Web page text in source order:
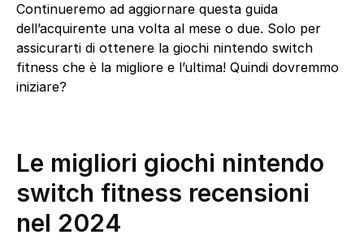
Continueremo ad aggiornare questa guida
dell’acquirente una volta al mese o due. Solo per
assicurarti di ottenere la giochi nintendo switch
fitness che è la migliore e l’ultima! Quindi dovremmo
iniziare?
Le migliori giochi nintendo
switch fitness recensioni
nel 2024